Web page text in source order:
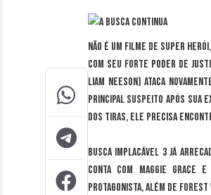
Não é um filme de super
Com seu forte poder de
Liam Neeson) ataca
principal suspeito após sua
dos tiras, ele precisa
Busca Implacável 3 já
conta com Maggie Grace
protagonista, além de Forest